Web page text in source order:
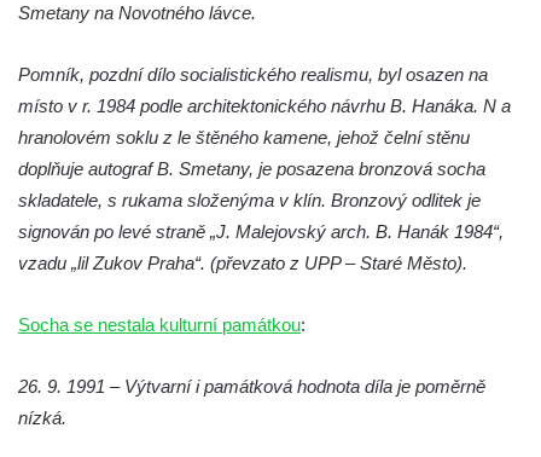
Socha Kozorožec horský v ZOO Hluboká
Socha Housenka v ZOO Hluboká
Socha Rosomák v ZOO Hluboká
Socha Beruška v ZOO Hluboká
Socha Vážka v ZOO Hluboká
Socha Volavka v ZOO Hluboká
Lysá nad Labem, barokní město Šporkovo
Smetany na Novotného lávce.
Pomník, pozdní dílo socialistického realismu, byl osazen na
místo v r. 1984 podle architektonického návrhu B. Hanáka. N a
hranolovém soklu z le štěného kamene, jehož čelní stěnu
doplňuje autograf B. Smetany, je posazena bronzová socha
skladatele, s rukama složenýma v klín. Bronzový odlitek je
signován po levé straně „J. Malejovský arch. B. Hanák 1984“,
vzadu „lil Zukov Praha“. (převzato z UPP – Staré Město).
Socha se nestala kulturní památkou:
26. 9. 1991 – Výtvarní i památková hodnota díla je poměrně
nízká.